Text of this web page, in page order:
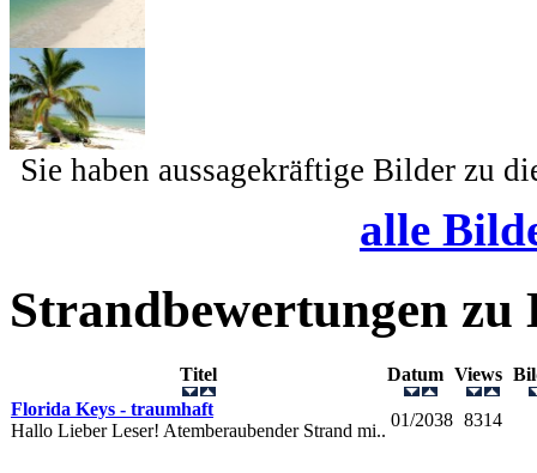
Sie haben aussagekräftige Bilder zu
alle
Strandbewertungen zu
Titel Datum Views
Florida Keys - traumhaft
Hallo Lieber Leser! Atemberaubender Strand mi..
01/2038 8314